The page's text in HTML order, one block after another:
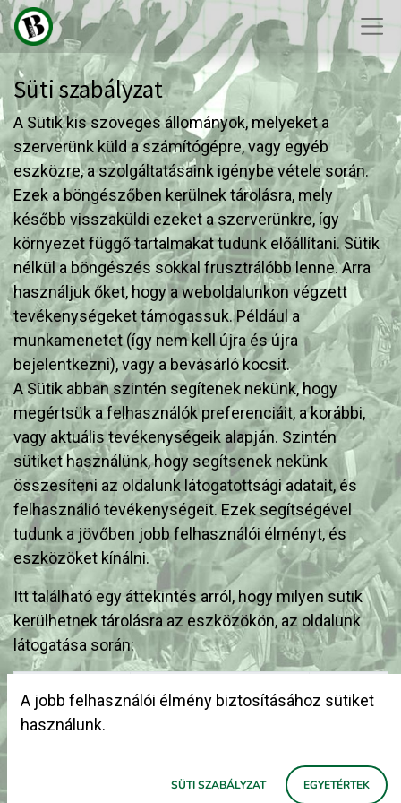
Süti szabályzat
A Sütik kis szöveges állományok, melyeket a
szerverünk küld a számítógépre, vagy egyéb
eszközre, a szolgáltatásaink igénybe vétele során.
Ezek a böngészőben kerülnek tárolásra, mely
később visszaküldi ezeket a szerverünkre, így
környezet függő tartalmakat tudunk előállítani. Sütik
nélkül a böngészés sokkal frusztrálóbb lenne. Arra
használjuk őket, hogy a weboldalunkon végzett
tevékenységeket támogassuk. Például a
munkamenetet (így nem kell újra és újra
bejelentkezni), vagy a bevásárló kocsit.
A Sütik abban szintén segítenek nekünk, hogy
megértsük a felhasználók preferenciáit, a korábbi,
vagy aktuális tevékenységeik alapján. Szintén
sütiket használünk, hogy segítsenek nekünk
összesíteni az oldalunk látogatottsági adatait, és
felhasználió tevékenységeit. Ezek segítségével
tudunk a jövőben jobb felhasználói élményt, és
eszközöket kínálni.
Itt található egy áttekintés arról, hogy milyen sütik
kerülhetnek tárolásra az eszközökön, az oldalunk
látogatása során:
Süti
kategória
A jobb felhasználói élmény biztosításához sütiket
használunk.
SÜTI SZABÁLYZAT EGYETÉRTEK